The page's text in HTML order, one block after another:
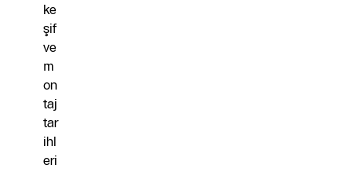
ke
şif
ve
m
on
taj
tar
ihl
eri